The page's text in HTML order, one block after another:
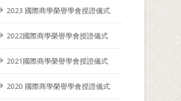
2023 國際商學榮譽學會授證儀式
2022國際商學榮譽學會授證儀式
2021國際商學榮譽學會授證儀式
2020 國際商學榮譽學會授證儀式